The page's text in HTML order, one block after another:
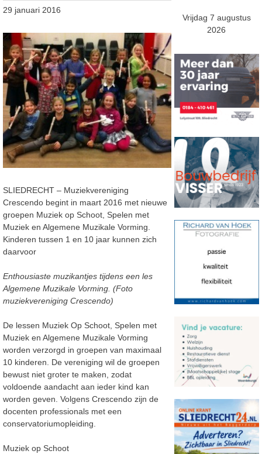
29 januari 2016
SLIEDRECHT – Muziekvereniging
Crescendo begint in maart 2016 met nieuwe
groepen Muziek op Schoot, Spelen met
Muziek en Algemene Muzikale Vorming.
Kinderen tussen 1 en 10 jaar kunnen zich
daarvoor
Enthousiaste muzikantjes tijdens een les
Algemene Muzikale Vorming. (Foto
muziekvereniging Crescendo)
De lessen Muziek Op Schoot, Spelen met
Muziek en Algemene Muzikale Vorming
worden verzorgd in groepen van maximaal
10 kinderen. De vereniging wil de groepen
bewust niet groter te maken, zodat
voldoende aandacht aan ieder kind kan
worden geven. Volgens Crescendo zijn de
docenten professionals met een
conservatoriumopleiding.
Muziek op Schoot
Vrijdag 7 augustus
2026